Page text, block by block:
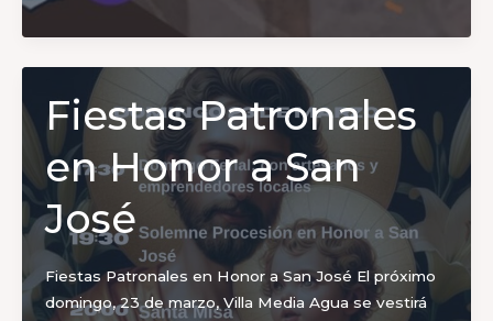
viste
de
tradición
cultura
la
gran
Fiesta
del
Fiestas Patronales
en Honor a San
José
Fiestas Patronales en Honor a San José El próximo
domingo, 23 de marzo, Villa Media Agua se vestirá